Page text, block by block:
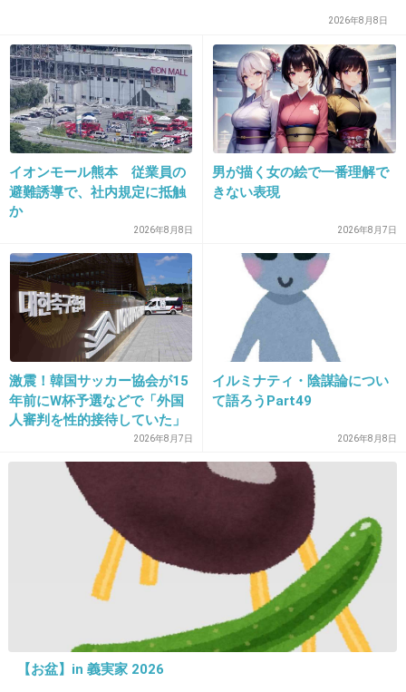
14. 匿名2014/09/27(土) 13:32:14
＞「実は色々ありまして入院しています」と報
告。
前に言ってた前置胎盤のことだけだといいけど
16. 匿名2014/09/27(土) 13:34:04
出来る身体になったんだし
母子共に頑張って！！
リラックスしてね！
+64 -4
2014/09/27(土) 13:34:11
この人の旦那、30歳までに結婚できない人は人間的に問題があるって言ったん
2026年8月8日
イオンモール熊本 従業員の
避難誘導で、社内規定に抵触
か
2026年8月8日
男が描く女の絵で一番理解で
きない表現
2026年8月7日
激震！韓国サッカー協会が15
年前にW杯予選などで「外国
人審判を性的接待していた」
疑惑のスキャンダルが発覚！
7試合20人が対象で日本人審
判が含まれていたとの指摘
2026年8月7日
イルミナティ・陰謀論につい
て語ろうPart49
2026年8月8日
【お盆】in 義実家 2026